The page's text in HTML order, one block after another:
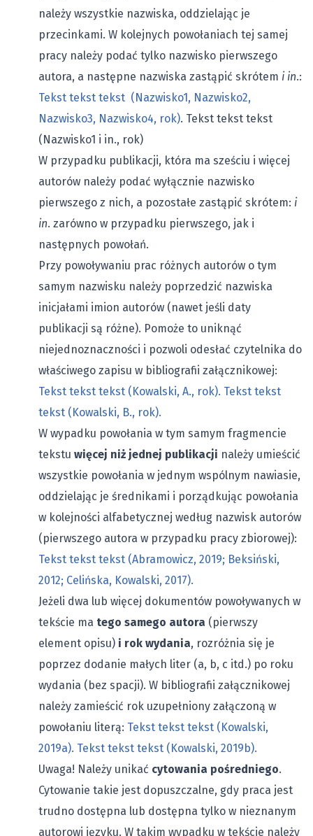
należy wszystkie nazwiska, oddzielając je
przecinkami. W kolejnych powołaniach tej samej
pracy należy podać tylko nazwisko pierwszego
autora, a następne nazwiska zastąpić skrótem i in.:
Tekst tekst tekst (Nazwisko1, Nazwisko2,
Nazwisko3, Nazwisko4, rok). Tekst tekst tekst
(Nazwisko1 i in., rok)
W przypadku publikacji, która ma sześciu i więcej
autorów należy podać wyłącznie nazwisko
pierwszego z nich, a pozostałe zastąpić skrótem: i
in. zarówno w przypadku pierwszego, jak i
następnych powołań.
Przy powoływaniu prac różnych autorów o tym
samym nazwisku należy poprzedzić nazwiska
inicjałami imion autorów (nawet jeśli daty
publikacji są różne). Pomoże to uniknąć
niejednoznaczności i pozwoli odesłać czytelnika do
właściwego zapisu w bibliografii załącznikowej:
Tekst tekst tekst (Kowalski, A., rok). Tekst tekst
tekst (Kowalski, B., rok).
W wypadku powołania w tym samym fragmencie
tekstu więcej niż jednej publikacji należy umieścić
wszystkie powołania w jednym wspólnym nawiasie,
oddzielając je średnikami i porządkując powołania
w kolejności alfabetycznej według nazwisk autorów
(pierwszego autora w przypadku pracy zbiorowej):
Tekst tekst tekst (Abramowicz, 2019; Beksiński,
2012; Celińska, Kowalski, 2017).
Jeżeli dwa lub więcej dokumentów powoływanych w
tekście ma tego samego autora (pierwszy
element opisu) i rok wydania, rozróżnia się je
poprzez dodanie małych liter (a, b, c itd.) po roku
wydania (bez spacji). W bibliografii załącznikowej
należy zamieścić rok uzupełniony załączoną w
powołaniu literą: Tekst tekst tekst (Kowalski,
2019a). Tekst tekst tekst (Kowalski, 2019b).
Uwaga! Należy unikać cytowania pośredniego.
Cytowanie takie jest dopuszczalne, gdy praca jest
trudno dostępna lub dostępna tylko w nieznanym
autorowi języku. W takim wypadku w tekście należy